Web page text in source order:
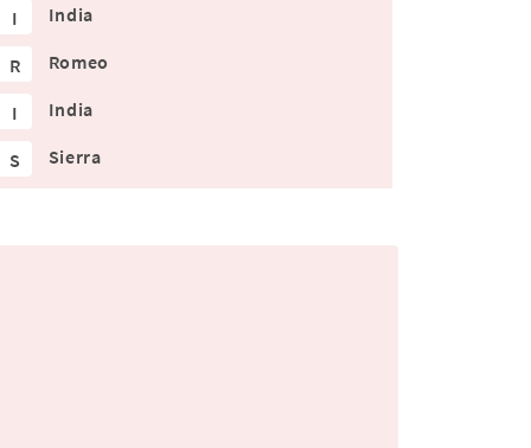
I India
R Romeo
I India
S Sierra